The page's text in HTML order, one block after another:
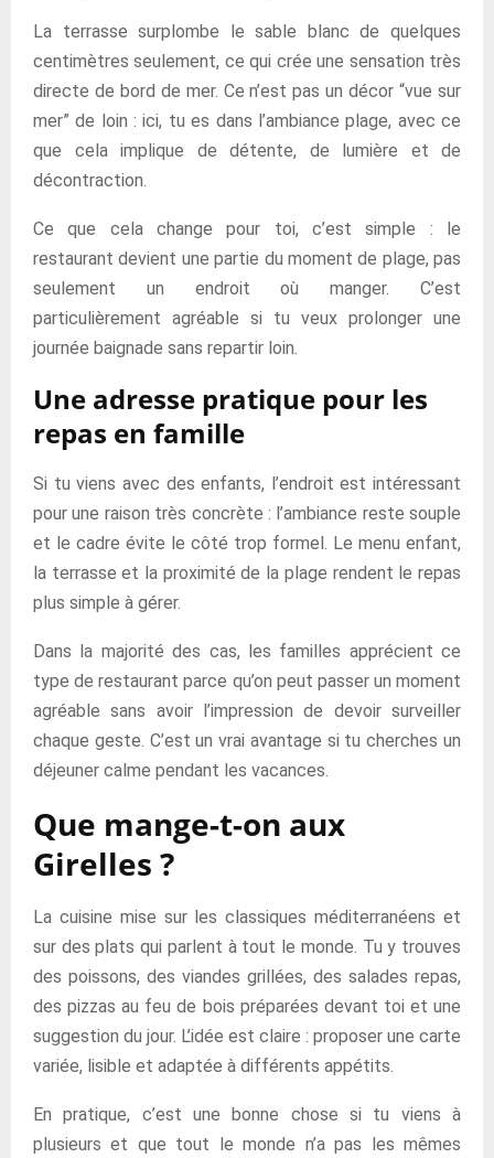
La terrasse surplombe le sable blanc de quelques
centimètres seulement, ce qui crée une sensation très
directe de bord de mer. Ce n’est pas un décor “vue sur
mer” de loin : ici, tu es dans l’ambiance plage, avec ce
que cela implique de détente, de lumière et de
décontraction.
Ce que cela change pour toi, c’est simple : le
restaurant devient une partie du moment de plage, pas
seulement un endroit où manger. C’est
particulièrement agréable si tu veux prolonger une
journée baignade sans repartir loin.
Une adresse pratique pour les
repas en famille
Si tu viens avec des enfants, l’endroit est intéressant
pour une raison très concrète : l’ambiance reste souple
et le cadre évite le côté trop formel. Le menu enfant,
la terrasse et la proximité de la plage rendent le repas
plus simple à gérer.
Dans la majorité des cas, les familles apprécient ce
type de restaurant parce qu’on peut passer un moment
agréable sans avoir l’impression de devoir surveiller
chaque geste. C’est un vrai avantage si tu cherches un
déjeuner calme pendant les vacances.
Que mange-t-on aux
Girelles ?
La cuisine mise sur les classiques méditerranéens et
sur des plats qui parlent à tout le monde. Tu y trouves
des poissons, des viandes grillées, des salades repas,
des pizzas au feu de bois préparées devant toi et une
suggestion du jour. L’idée est claire : proposer une carte
variée, lisible et adaptée à différents appétits.
En pratique, c’est une bonne chose si tu viens à
plusieurs et que tout le monde n’a pas les mêmes